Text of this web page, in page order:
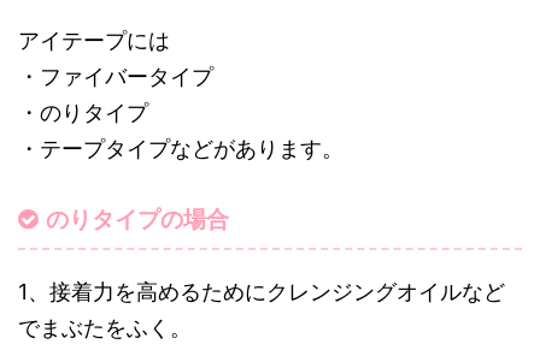
アイテープには
・ファイバータイプ
・のりタイプ
・テープタイプなどがあります。
のりタイプの場合
1、接着力を高めるためにクレンジングオイルなど
でまぶたをふく。